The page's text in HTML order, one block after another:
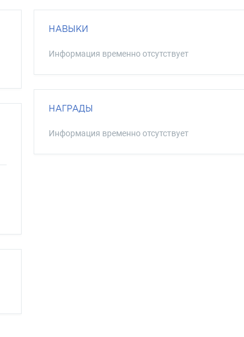
НАВЫКИ
Информация временно отсутствует
НАГРАДЫ
Информация временно отсутствует